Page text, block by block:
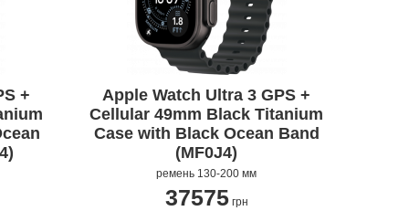
APPLE IPHONE 16
APPLE PENCIL ДЛЯ IPAD
PRO
APPLE TV 4K
+
Apple Watch Ultra 3 GPS +
Cellular 49mm Black Titanium
Case with Black Ocean Band
(MF0J4)
ремень 130-200 мм
37575грн